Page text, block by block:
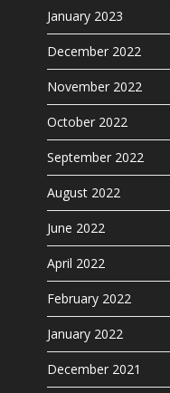
January 2023
December 2022
November 2022
October 2022
September 2022
August 2022
June 2022
April 2022
February 2022
January 2022
December 2021